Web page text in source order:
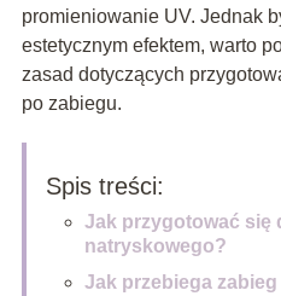
promieniowanie UV. Jednak
estetycznym efektem, warto
zasad dotyczących
po zabiegu.
Spis treści:
Jak przygotować się
natryskowego?
Jak przebiega